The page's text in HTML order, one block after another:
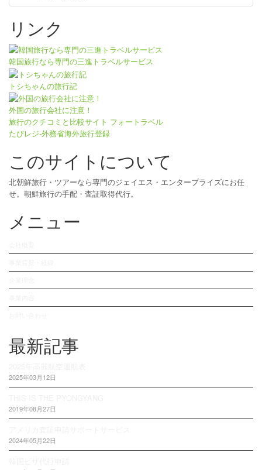
リンク
韓国旅行なら専門の三進トラベルサービス
トシちゃんの旅行記
外国の旅行会社に注意！
旅行のクチコミと比較サイト フォートラベル
たびレジ-外務省海外旅行登録
このサイトについて
北朝鮮旅行・ツアーなら専門のジェイエス・エンタープライズにお任
せ。朝鮮旅行の手配・査証取得代行。
メニュー
最新記事
2025年03月12日
2019年08月27日
2024年05月22日